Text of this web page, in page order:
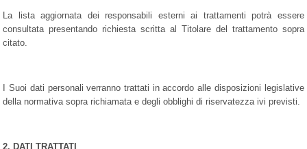
La lista aggiornata dei responsabili esterni ai trattamenti potrà essere
consultata presentando richiesta scritta al Titolare del trattamento sopra
citato.
I Suoi dati personali verranno trattati in accordo alle disposizioni legislative
della normativa sopra richiamata e degli obblighi di riservatezza ivi previsti.
2. DATI TRATTATI